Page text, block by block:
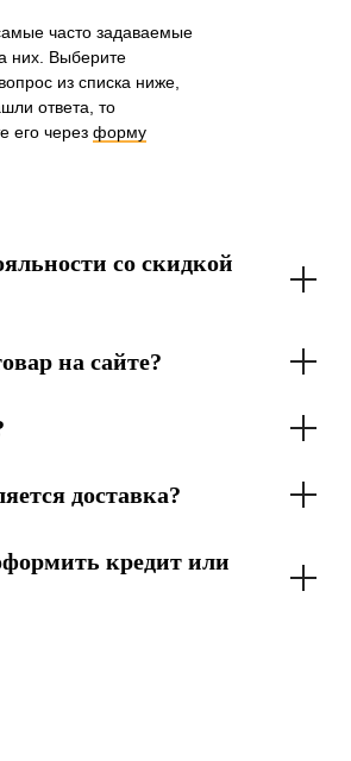
часто задаваемые
них. Выберите
из списка ниже,
ответа, то
его черезформу
со скидкой
на сайте?
доставка?
кредит или